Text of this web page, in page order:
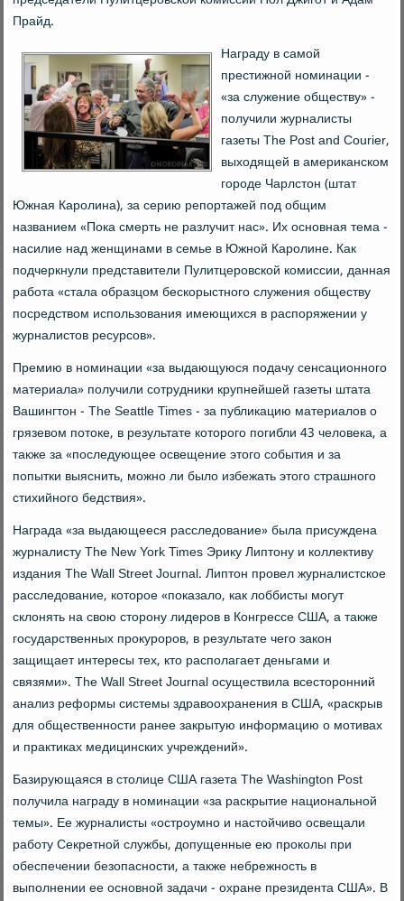
Прайд.
Награду в самой
престижной номинации -
«за служение обществу» -
получили журналисты
газеты The Post and Courier,
выходящей в американском
городе Чарлстон (штат
Южная Каролина), за серию репортажей под общим
названием «Пока смерть не разлучит нас». Их основная тема -
насилие над женщинами в семье в Южной Каролине. Как
подчеркнули представители Пулитцеровской комиссии, данная
работа «стала образцом бескорыстного служения обществу
посредством использования имеющихся в распоряжении у
журналистов ресурсов».
Премию в номинации «за выдающуюся подачу сенсационного
материала» получили сотрудники крупнейшей газеты штата
Вашингтон - The Seattle Times - за публикацию материалов о
грязевом потоке, в результате которого погибли 43 человека, а
также за «последующее освещение этого события и за
попытки выяснить, можно ли было избежать этого страшного
стихийного бедствия».
Награда «за выдающееся расследование» была присуждена
журналисту The New York Times Эрику Липтону и коллективу
издания The Wall Street Journal. Липтон провел журналистское
расследование, которое «показало, как лоббисты могут
склонять на свою сторону лидеров в Конгрессе США, а также
государственных прокуроров, в результате чего закон
защищает интересы тех, кто располагает деньгами и
связями». The Wall Street Journal осуществила всесторонний
анализ реформы системы здравоохранения в США, «раскрыв
для общественности ранее закрытую информацию о мотивах
и практиках медицинских учреждений».
Базирующаяся в столице США газета The Washington Post
получила награду в номинации «за раскрытие национальной
темы». Ее журналисты «остроумно и настойчиво освещали
работу Секретной службы, допущенные ею проколы при
обеспечении безопасности, а также небрежность в
выполнении ее основной задачи - охране президента США». В